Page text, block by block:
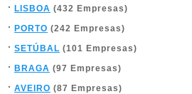
LISBOA (432 Empresas)
PORTO (242 Empresas)
SETÚBAL (101 Empresas)
BRAGA (97 Empresas)
AVEIRO (87 Empresas)